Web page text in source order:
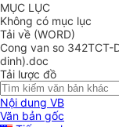
MỤC LỤC
Không có mục lục
Tải về (WORD)
Cong van so
dinh).doc
Tải lược đồ
Nội dung VB
Văn bản gốc